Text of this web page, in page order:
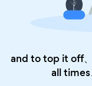
and to top it off、
all